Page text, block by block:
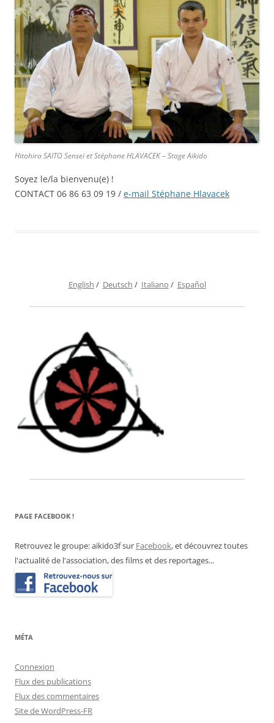
Hitohira SAITO Sensei et Stéphane HLAVACEK – Stage Aikido
Soyez le/la bienvenu(e) !
CONTACT 06 86 63 09 19 / e-mail Stéphane Hlavacek
English / Deutsch / Italiano / Español
PAGE FACEBOOK !
Retrouvez le groupe: aikido3f sur Facebook, et découvrez toutes
l'actualité de l'association, des films et des reportages...
MÉTA
Connexion
Flux des publications
Flux des commentaires
Site de WordPress-FR